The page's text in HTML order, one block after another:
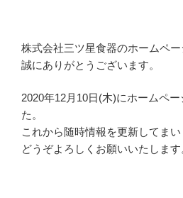
株式会社三ツ星食器のホームペー
誠にありがとうございます。
2020年12月10日(木)にホームペ
た。
これから随時情報を更新してま
どうぞよろしくお願いいたします